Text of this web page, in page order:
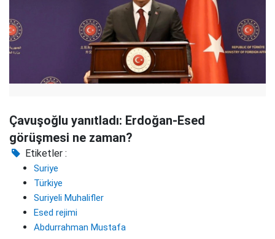
Çavuşoğlu yanıtladı: Erdoğan-Esed
görüşmesi ne zaman?
Etiketler :
Suriye
Türkiye
Suriyeli Muhalifler
Esed rejimi
Abdurrahman Mustafa